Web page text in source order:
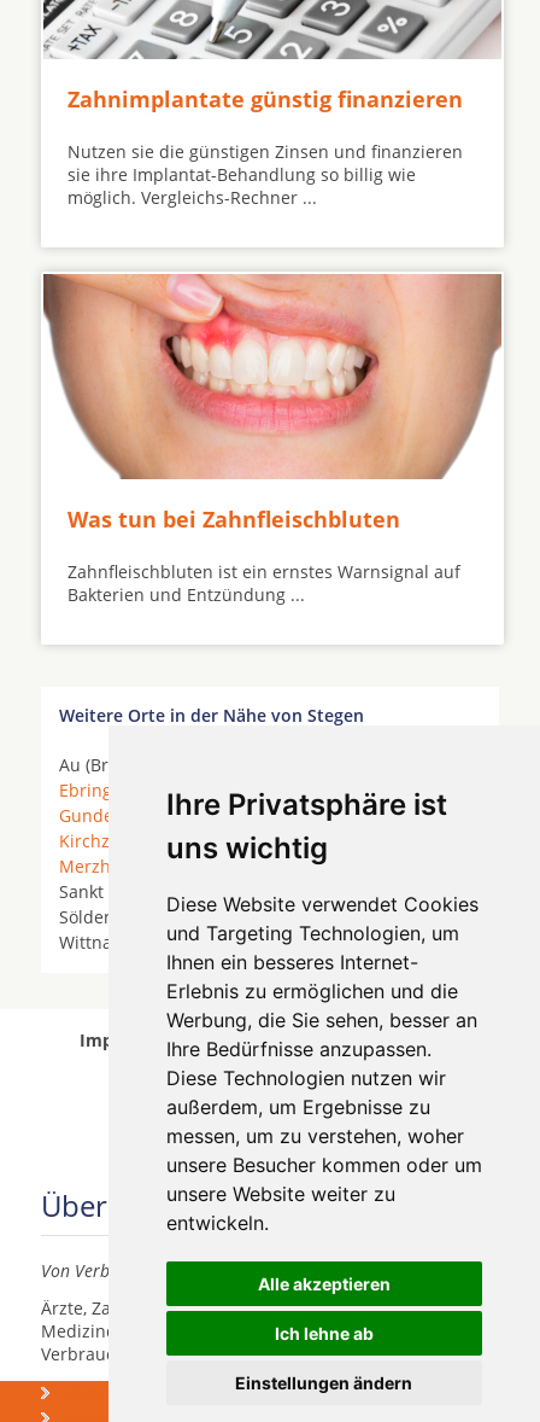
Ihre Privatsphäre ist
uns wichtig
Diese Website verwendet Cookies
und Targeting Technologien, um
Ihnen ein besseres Internet-
Erlebnis zu ermöglichen und die
Werbung, die Sie sehen, besser an
Ihre Bedürfnisse anzupassen.
Diese Technologien nutzen wir
außerdem, um Ergebnisse zu
messen, um zu verstehen, woher
unsere Besucher kommen oder um
unsere Website weiter zu
entwickeln.
Alle akzeptieren
Ich lehne ab
Einstellungen ändern
Zahnimplantate günstig finanzieren
Nutzen sie die günstigen Zinsen und finanzieren
sie ihre Implantat-Behandlung so billig wie
möglich. Vergleichs-Rechner ...
Was tun bei Zahnfleischbluten
Zahnfleischbluten ist ein ernstes Warnsignal auf
Bakterien und Entzündung ...
Weitere Orte in der Nähe von Stegen
Au (Breisgau) *
Ebringen
Freiburg im Breisgau Glottertal*
Gundelfingen (Breisgau) * Heuweiler * Horben *
Kirchzarten
* March * March (Breisgau) *
Merzhausen
*Oberried* Oberried (Breisgau) *
Sankt Peter (Schwarzwald) *
*Stegen
*
Sölden *
Umkirch* Vörstetten *Waldkirch *
Wittnau *
Implantologen in Stegen wurde am 07 August
2026 aktualisiert.
Über uns
Von Verbrauchern für Verbraucher
Ärzte, Zahnärzte, Akustiker und andere
Medizindienstleister haben hier die Möglichkeit, sich
Verbrauchern vorzustellen.
Was kosten